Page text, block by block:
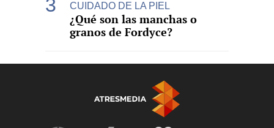
CUIDADO DE LA PIEL
¿Qué son las manchas o
granos de Fordyce?